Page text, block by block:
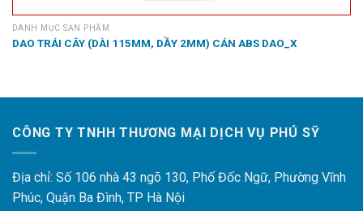
DANH MỤC SẢN PHẨM
DAO TRÁI CÂY (DÀI 115MM, DẦY 2MM) CÁN ABS DAO_X
CÔNG TY TNHH THƯƠNG MẠI DỊCH VỤ PHÚ SỸ
Địa chỉ: Số 106 nhà 43 ngõ 130, Phố Đốc Ngữ, Phường Vĩnh
Phúc, Quận Ba Đình, TP Hà Nội